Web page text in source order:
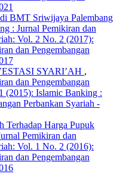
BMT Sriwijaya Palembang
: Jurnal Pemikiran dan
Vol. 2 No. 2 (2017):
dan Pengembangan
SYARI’AH ,
dan Pengembangan
(2015): Islamic Banking :
Perbankan Syariah -
Terhadap Harga Pupuk
Pemikiran dan
Vol. 1 No. 2 (2016):
dan Pengembangan